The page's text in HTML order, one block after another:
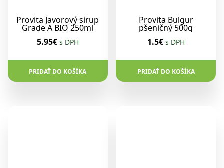
Provita Javorový sirup
Grade A BIO 250ml
5.95€ s DPH
PRIDAŤ DO KOŠÍKA
Provita Bulgur
pšeničný 500g
1.5€ s DPH
PRIDAŤ DO KOŠÍKA